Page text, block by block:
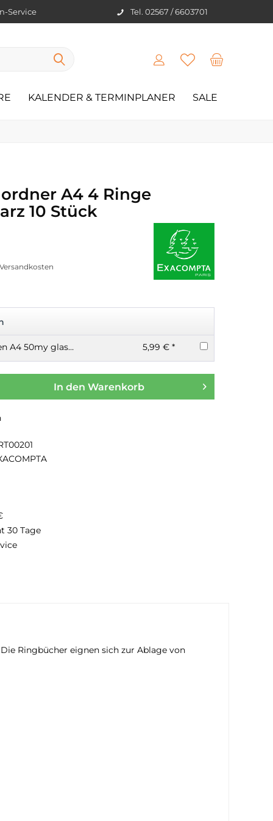
Service Tel. 02567 / 6603701
KALENDER & TERMINPLANER SALE
A4 4 Ringe
10 Stück
100 Prospekthüllen A4 50my glasklar 5,99 € *
In den Warenkorb
30 Tage
Ringbücher eignen sich zur Ablage von